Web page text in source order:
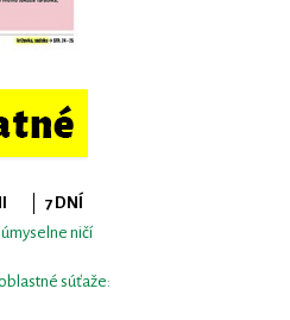
7 DNÍ
ničí
súťaže: